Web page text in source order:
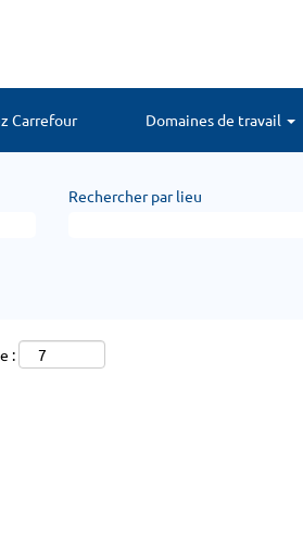
Carrefour Domaines de travail
Rechercher par lieu
: